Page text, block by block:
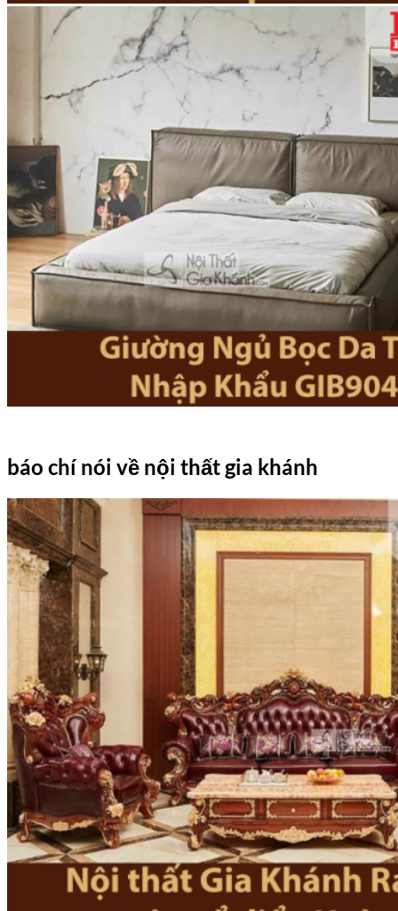
báo chí nói về nội thất gia khánh